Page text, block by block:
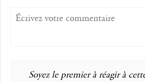
Soyez le premier à réagir à